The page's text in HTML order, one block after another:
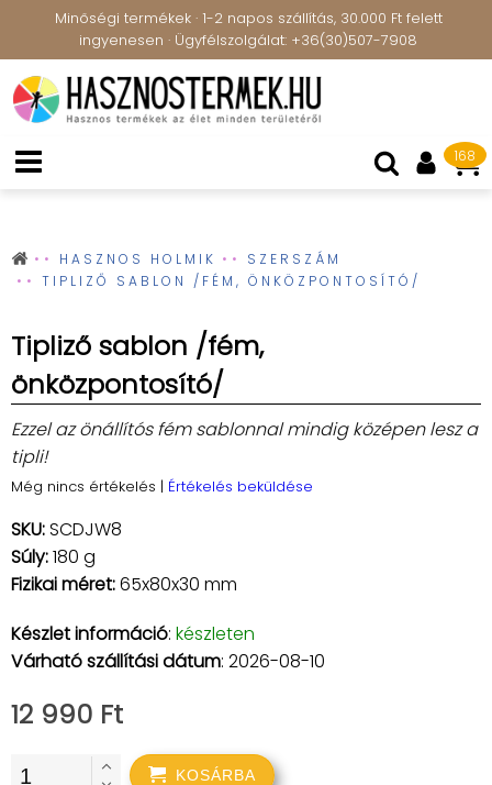
Minőségi termékek · 1-2 napos szállítás, 30.000 Ft felett
ingyenesen · Ügyfélszolgálat: +36(30)507-7908
168
HASZNOS HOLMIK
SZERSZÁM
TIPLIZŐ SABLON /FÉM, ÖNKÖZPONTOSÍTÓ/
Tipliző sablon /fém,
önközpontosító/
Ezzel az önállítós fém sablonnal mindig középen lesz a
tipli!
Még nincs értékelés | Értékelés beküldése
SKU:SCDJW8
Súly:180 g
Fizikai méret:65x80x30 mm
Készlet információ: készleten
Várható szállítási dátum: 2026-08-10
12 990 Ft
KOSÁRBA